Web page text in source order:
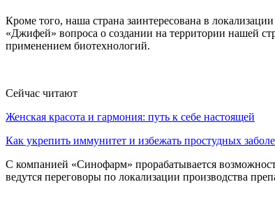
Кроме того, наша страна заинтересована в
«Джифей» вопроса о создании на территории нашей
применением биотехнологий.
Сейчас читают
Женская красота и гармония: путь к себе настоящей
Как укрепить иммунитет и избежать простудных
С компанией «Синофарм» прорабатывается
ведутся переговоры по локализации производства